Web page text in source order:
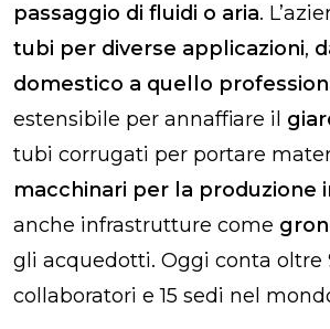
passaggio di fluidi o aria.
tubi per diverse applicazioni,
domestico a quello
estensibile per annaffiare il
tubi corrugati per portare
macchinari per la produzione
anche infrastrutture come
gli acquedotti. Oggi conta oltre
collaboratori e 15 sedi nel